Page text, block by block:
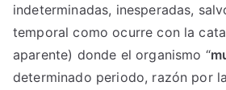
indeterminadas, inesperadas,
temporal como ocurre con la
aparente) donde el organismo “
determinado periodo, razón por